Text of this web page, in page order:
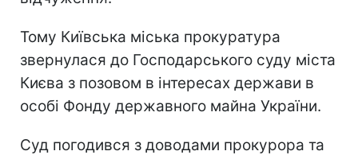
Тому Київська міська прокуратура
звернулася до Господарського суду міста
Києва з позовом в інтересах держави в
особі Фонду державного майна України.
Суд погодився з доводами прокурора та